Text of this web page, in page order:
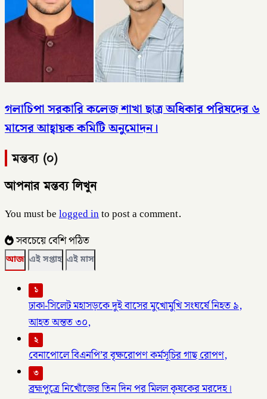
গলাচিপা সরকারি কলেজ শাখা ছাত্র অধিকার পরিষদের ৬
মাসের আহ্বায়ক কমিটি অনুমোদন।
মন্তব্য (০)
আপনার মন্তব্য লিখুন
You must belogged into post a comment.
সবচেয়ে বেশি পঠিত
আজ এই সপ্তাহ এই মাস
১
ঢাকা-সিলেট মহাসড়কে দুই বাসের মুখোমুখি সংঘর্ষে নিহত ৯,
আহত অন্তত ৩০,
২
বেনাপোলে বিএনপি’র বৃক্ষরোপণ কর্মসূচির গাছ রোপণ,
৩
ব্রহ্মপুত্রে নিখোঁজের তিন দিন পর মিলল কৃষকের মরদেহ।